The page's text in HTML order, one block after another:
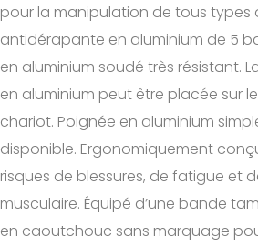
pour la manipulation de tous types
antidérapante en aluminium de 5
en aluminium soudé très résistant.
en aluminium peut être placée sur
chariot. Poignée en aluminium
disponible. Ergonomiquement
risques de blessures, de fatigue et
musculaire. Équipé d’une bande
en caoutchouc sans marquage